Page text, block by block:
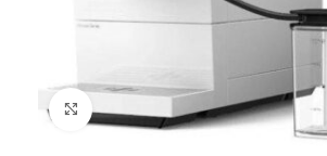
Нажмите, чтобы увеличить